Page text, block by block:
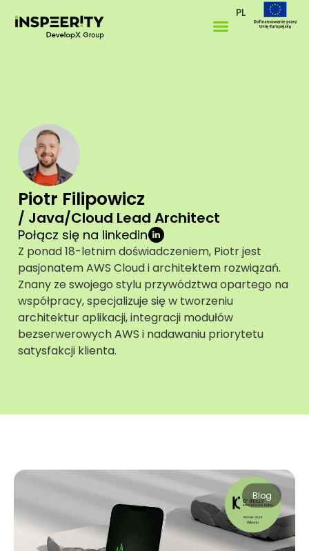
PL
Piotr Filipowicz
/ Java/Cloud Lead Architect
Połącz się na linkedin
Z ponad 18-letnim doświadczeniem, Piotr jest
pasjonatem AWS Cloud i architektem rozwiązań.
Znany ze swojego stylu przywództwa opartego na
współpracy, specjalizuje się w tworzeniu
architektur aplikacji, integracji modułów
bezserwerowych AWS i nadawaniu priorytetu
satysfakcji klienta.
Blog